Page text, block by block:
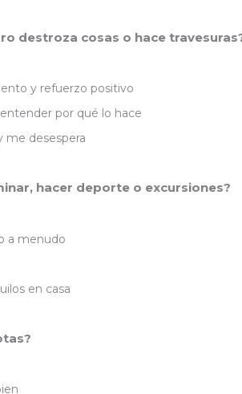
destroza cosas o hace
y refuerzo positivo
por qué lo hace
me desespera
hacer deporte o excursiones?
a menudo
en casa